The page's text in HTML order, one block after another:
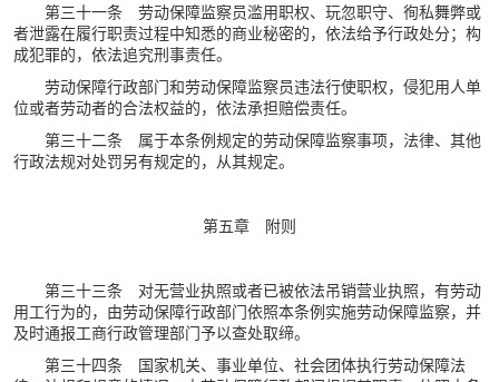
第三十一条 劳动保障监察员滥用职权、玩忽职守、徇私舞弊或
者泄露在履行职责过程中知悉的商业秘密的，依法给予行政处分；构
成犯罪的，依法追究刑事责任。
劳动保障行政部门和劳动保障监察员违法行使职权，侵犯用人单
位或者劳动者的合法权益的，依法承担赔偿责任。
第三十二条 属于本条例规定的劳动保障监察事项，法律、其他
行政法规对处罚另有规定的，从其规定。
第五章 附则
第三十三条 对无营业执照或者已被依法吊销营业执照，有劳动
用工行为的，由劳动保障行政部门依照本条例实施劳动保障监察，并
及时通报工商行政管理部门予以查处取缔。
第三十四条 国家机关、事业单位、社会团体执行劳动保障法